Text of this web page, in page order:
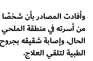
وأفادت المصادر بأن شخصًا
من أسرته في منطقة
الحال، وإصابة شقيقه
الطبية لتلقي العلاج.